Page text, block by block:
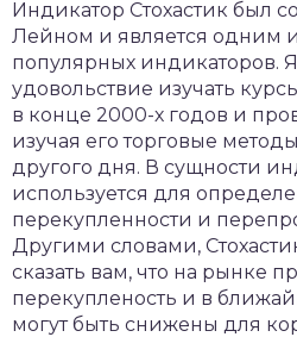
Индикатор Стохастик был
Лейном и является одним
популярных индикаторов.
удовольствие изучать
в конце 2000-х годов и
изучая его торговые
другого дня. В сущности
используется для
перекупленности и
Другими словами,
сказать вам, что на рынке
перекупленость и в
могут быть снижены для